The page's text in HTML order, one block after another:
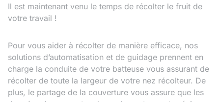
Il est maintenant venu le temps de récolter le fruit de
votre travail !
Pour vous aider à récolter de manière efficace, nos
solutions d’automatisation et de guidage prennent en
charge la conduite de votre batteuse vous assurant de
récolter de toute la largeur de votre nez récolteur. De
plus, le partage de la couverture vous assure que les